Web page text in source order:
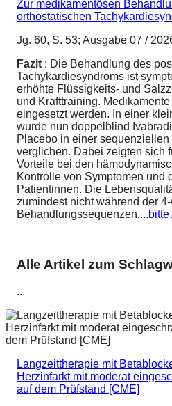
Zur medikamentösen
orthostatischen
Jg. 60, S. 53; Ausgabe 07 /
Fazit : Die Behandlung des
Tachykardiesyndroms ist
erhöhte Flüssigkeits- und
und Krafttraining.
eingesetzt werden. In einer
wurde nun doppelblind
Placebo in einer sequenziellen
verglichen. Dabei zeigten sich
Vorteile bei den
Kontrolle von Symptomen und
Patientinnen. Die
zumindest nicht während der
Behandlungssequenzen....
Alle Artikel zum
...
Langzeittherapie mit
Herzinfarkt mit moderat
auf dem Prüfstand [CME]